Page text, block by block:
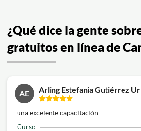
¿Qué dice la gente
gratuitos en línea de
AE Arling Estefania Gutiérrez
una excelente capacitación
Curso